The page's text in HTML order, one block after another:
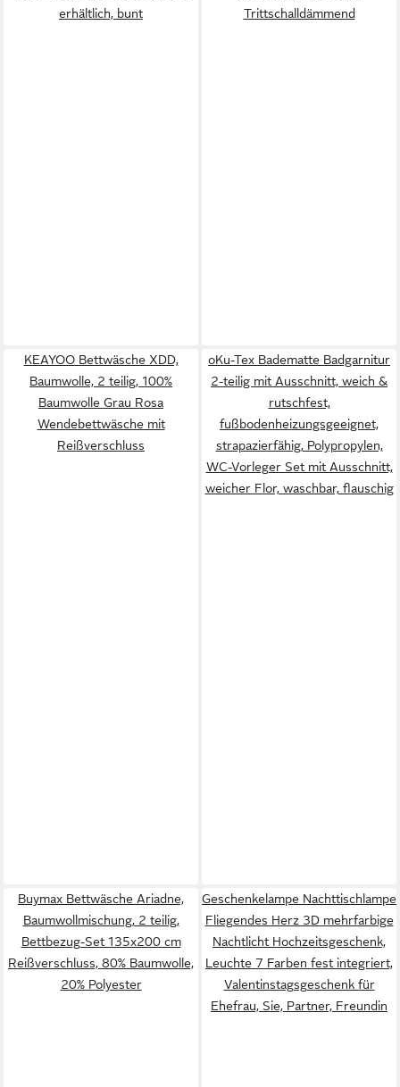
erhältlich, bunt
Trittschalldämmend
KEAYOO Bettwäsche XDD,
Baumwolle, 2 teilig, 100%
Baumwolle Grau Rosa
Wendebettwäsche mit
Reißverschluss
oKu-Tex Badematte Badgarnitur
2-teilig mit Ausschnitt, weich &
rutschfest,
fußbodenheizungsgeeignet,
strapazierfähig, Polypropylen,
WC-Vorleger Set mit Ausschnitt,
weicher Flor, waschbar, flauschig
Buymax Bettwäsche Ariadne,
Baumwollmischung, 2 teilig,
Bettbezug-Set 135x200 cm
Reißverschluss, 80% Baumwolle,
20% Polyester
Geschenkelampe Nachttischlampe
Fliegendes Herz 3D mehrfarbige
Nachtlicht Hochzeitsgeschenk,
Leuchte 7 Farben fest integriert,
Valentinstagsgeschenk für
Ehefrau, Sie, Partner, Freundin